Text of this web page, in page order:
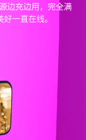
边充边用，完全满
一直在线。